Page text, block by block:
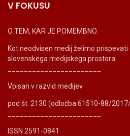
V FOKUSU
O TEM, KAR JE POMEMBNO.
Kot neodvisen medij želimo
slovenskega medijskega prostora.
Vpisan v razvid medijev
pod št. 2130 (odločba 61510-88/
ISSN 2591-0841